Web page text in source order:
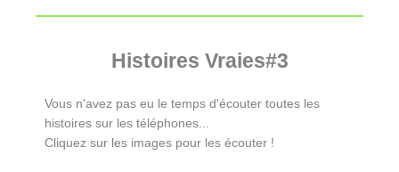
Histoires Vraies#3
Vous n'avez pas eu le temps d'écouter toutes les
histoires sur les téléphones...
Cliquez sur les images pour les écouter !